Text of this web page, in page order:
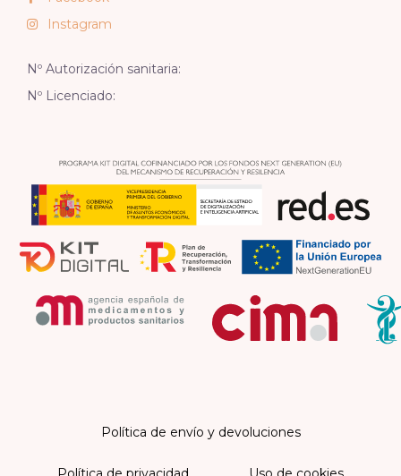
Instagram
Nº Autorización sanitaria:
Nº Licenciado:
Política de envío y devoluciones